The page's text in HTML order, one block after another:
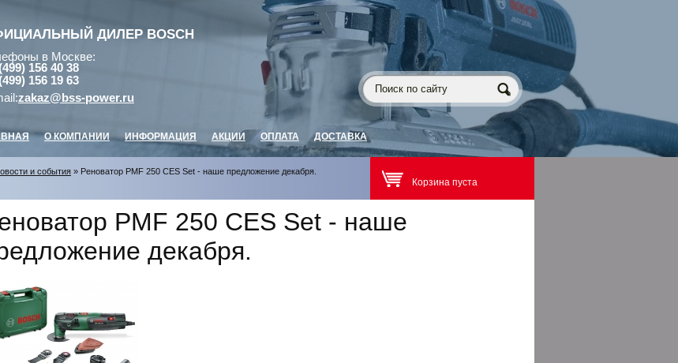
ДИЛЕР BOSCH
в Москве:
156 40 38
156 19 63
zakaz@bss-power.ru
О КОМПАНИИ ИНФОРМАЦИЯ АКЦИИ ОПЛАТА ДОСТАВКА
и события » Реноватор PMF 250 CES Set - наше предложение декабря.
Корзина пуста
PMF 250 CES Set - наше
декабря.